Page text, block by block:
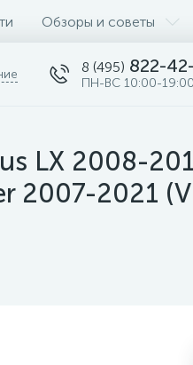
Обзоры и советы
8 (495) 822-
ПН-ВС 10:00-19:00
LX 2008-
2007-2021